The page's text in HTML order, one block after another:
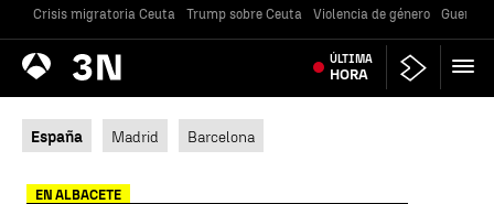
Crisis migratoria Ceuta Trump sobre Ceuta Violencia de género Guerra
Antena
3 Noticias ÚLTIMA
HORA
España Madrid Barcelona
EN ALBACETE